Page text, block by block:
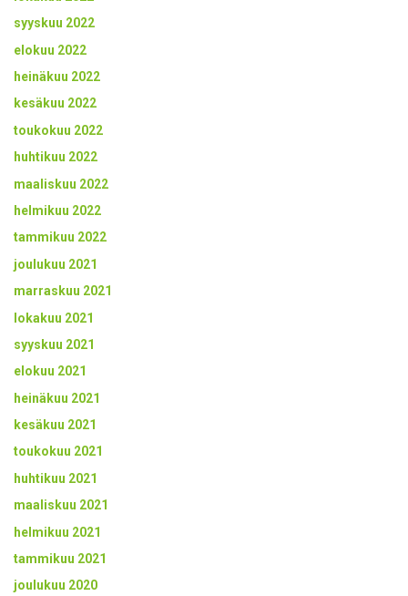
syyskuu 2022
elokuu 2022
heinäkuu 2022
kesäkuu 2022
toukokuu 2022
huhtikuu 2022
maaliskuu 2022
helmikuu 2022
tammikuu 2022
joulukuu 2021
marraskuu 2021
lokakuu 2021
syyskuu 2021
elokuu 2021
heinäkuu 2021
kesäkuu 2021
toukokuu 2021
huhtikuu 2021
maaliskuu 2021
helmikuu 2021
tammikuu 2021
joulukuu 2020